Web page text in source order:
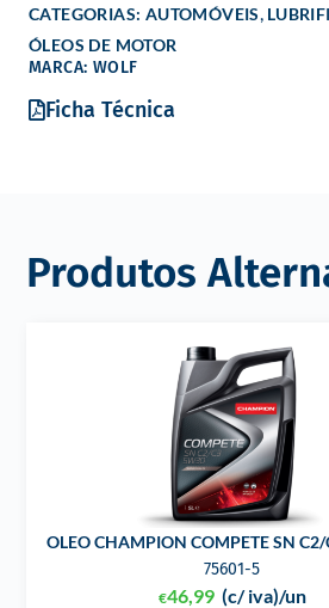
CATEGORIAS: AUTOMÓVEIS,
ÓLEOS DE MOTOR
MARCA: WOLF
Ficha Técnica
Produtos
OLEO CHAMPION COMPETE SN
75601-5
€46,99 (c/ iva)/un